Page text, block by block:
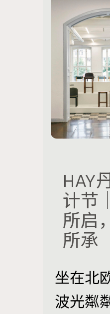
HAY
计节
所启
所承
坐在北
波光粼